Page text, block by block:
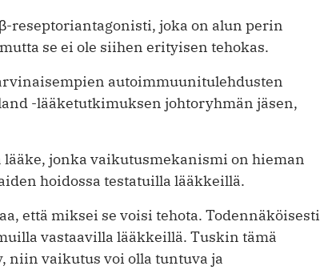
joka on alun perin
se ei ole siihen erityisen tehokas.
autoimmuunitulehdusten
-lääketutkimuksen johtoryhmän jäsen,
jonka vaikutusmekanismi on hieman
hoidossa testatuilla lääkkeillä.
että miksei se voisi tehota. Todennäköisesti
vastaavilla lääkkeillä. Tuskin tämä
niin vaikutus voi olla tuntuva ja